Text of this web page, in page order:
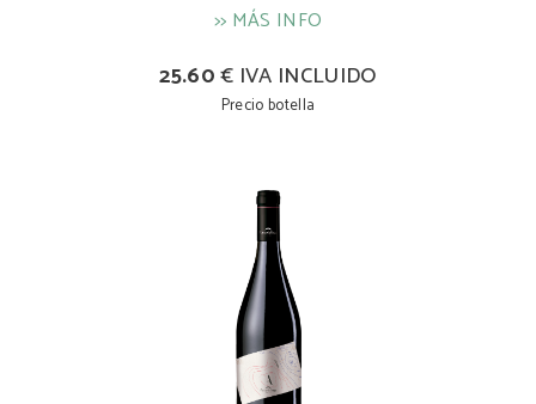
>> MÁS INFO
25.60€ IVA INCLUIDO
Precio botella